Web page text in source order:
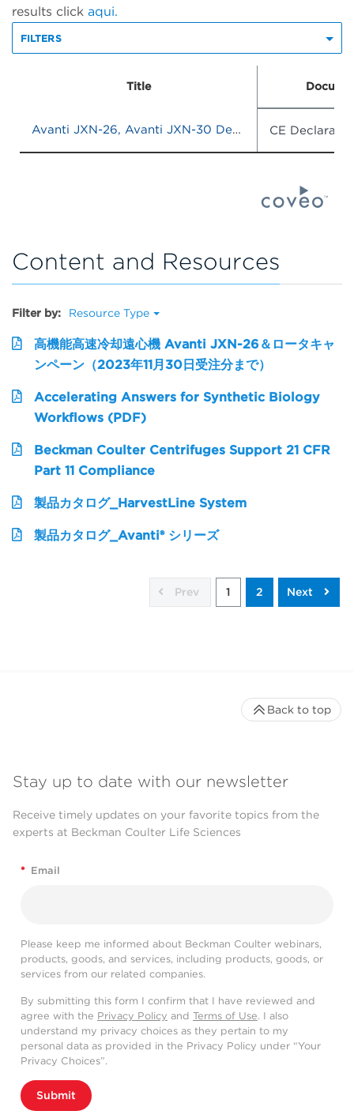
results click aqui.
FILTERS
Title
Avanti JXN-26, Avanti JXN-30 Declaration of Conformity CE
Content and Resources
Filter by: Resource Type
高機能高速冷却遠心機 Avanti JXN-26＆ロータキャ
ンペーン（2023年11月30日受注分まで）
Accelerating Answers for Synthetic Biology
Workflows (PDF)
Beckman Coulter Centrifuges Support 21 CFR
Part 11 Compliance
製品カタログ_HarvestLine System
製品カタログ_Avanti® シリーズ
Prev 1 2 Next
Stay up to date with our newsletter
Receive timely updates on your favorite topics from the
experts at Beckman Coulter Life Sciences
* Email
Please keep me informed about Beckman Coulter webinars,
products, goods, and services, including products, goods, or
services from our related companies.
By submitting this form I confirm that I have reviewed and
agree with the Privacy Policy and Terms of Use. I also
understand my privacy choices as they pertain to my
personal data as provided in the Privacy Policy under “Your
Privacy Choices”.
Submit
Back to top